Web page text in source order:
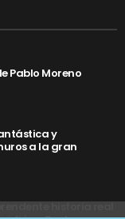
Pablo Moreno
y
a la gran
historia real